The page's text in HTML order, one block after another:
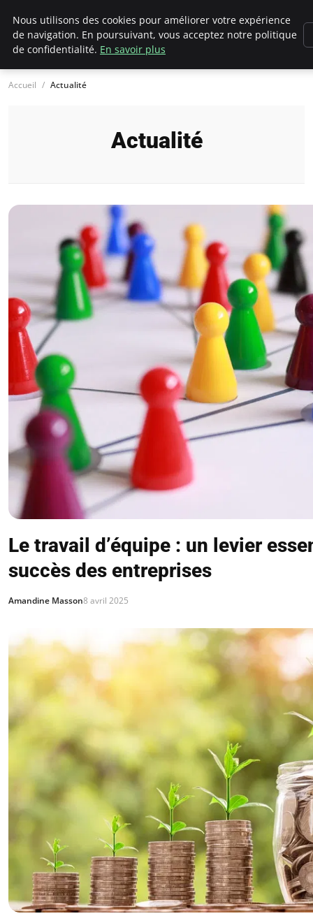
Chasseur De Tête
Accueil Actualité
Actualité
Le travail d’équipe : un levier
succès des entreprises
Amandine Masson8 avril 2025
Nous utilisons des cookies pour améliorer votre expérience
de navigation. En poursuivant, vous acceptez notre politique
de confidentialité. En savoir plus